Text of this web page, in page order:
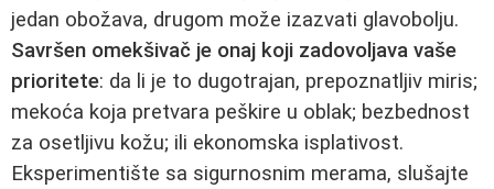
jedan obožava, drugom može izazvati glavobolju.
Savršen omekšivač je onaj koji zadovoljava vaše
prioritete: da li je to dugotrajan, prepoznatljiv miris;
mekoća koja pretvara peškire u oblak; bezbednost
za osetljivu kožu; ili ekonomska isplativost.
Eksperimentište sa sigurnosnim merama, slušajte